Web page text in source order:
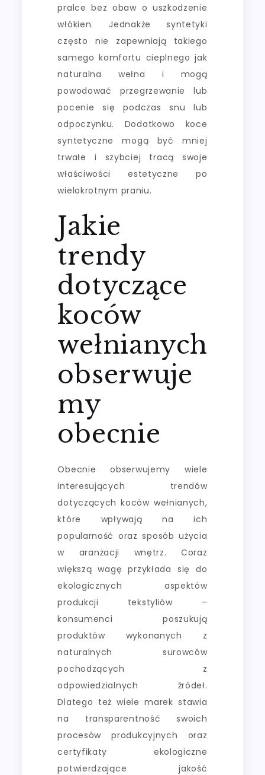
pralce bez obaw o uszkodzenie
włókien. Jednakże syntetyki
często nie zapewniają takiego
samego komfortu cieplnego jak
naturalna wełna i mogą
powodować przegrzewanie lub
pocenie się podczas snu lub
odpoczynku. Dodatkowo koce
syntetyczne mogą być mniej
trwałe i szybciej tracą swoje
właściwości estetyczne po
wielokrotnym praniu.
Jakie
trendy
dotyczące
koców
wełnianych
obserwuje
my
obecnie
Obecnie obserwujemy wiele
interesujących trendów
dotyczących koców wełnianych,
które wpływają na ich
popularność oraz sposób użycia
w aranżacji wnętrz. Coraz
większą wagę przykłada się do
ekologicznych aspektów
produkcji tekstyliów –
konsumenci poszukują
produktów wykonanych z
naturalnych surowców
pochodzących z
odpowiedzialnych źródeł.
Dlatego też wiele marek stawia
na transparentność swoich
procesów produkcyjnych oraz
certyfikaty ekologiczne
potwierdzające jakość